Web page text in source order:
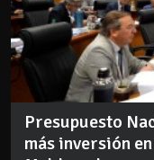
Presupuesto
más inversión